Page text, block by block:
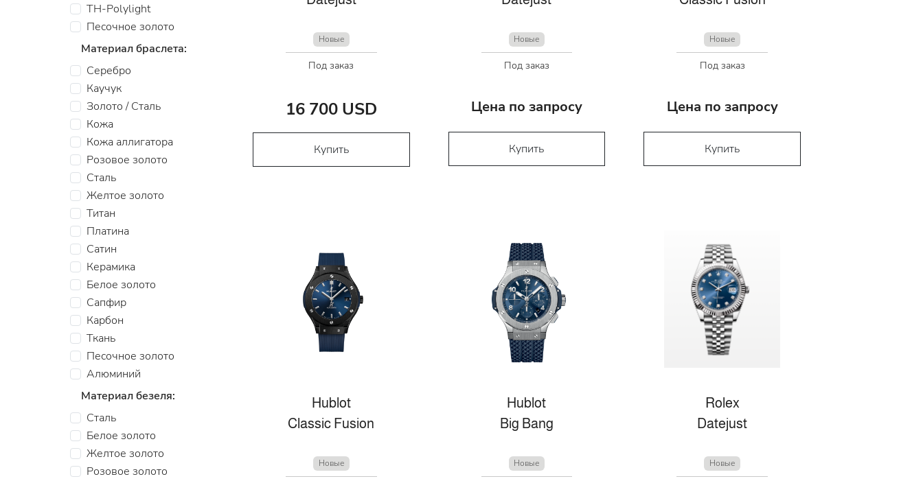
TH-Polylight
Песочное золото
Материал браслета:
Серебро
Каучук
Золото / Сталь
Кожа
Кожа аллигатора
Розовое золото
Сталь
Желтое золото
Титан
Платина
Сатин
Керамика
Белое золото
Сапфир
Карбон
Ткань
Песочное золото
Алюминий
Материал безеля:
Сталь
Белое золото
Желтое золото
Розовое золото
Новые
Под заказ
16 700 USD
Купить
Новые
Под заказ
Цена по запросу
Купить
Новые
Под заказ
Цена по запросу
Купить
Hublot
Classic Fusion
Новые
Hublot
Big Bang
Новые
Rolex
Datejust
Новые